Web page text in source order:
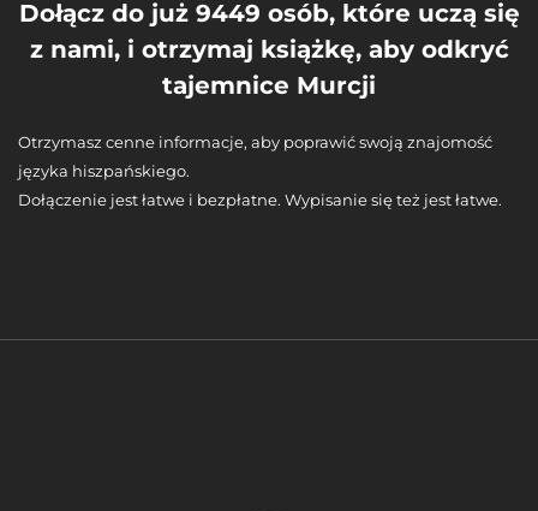
Dołącz do już 9449 osób, które uczą się
z nami, i otrzymaj książkę, aby odkryć
tajemnice Murcji
Otrzymasz cenne informacje, aby poprawić swoją znajomość
języka hiszpańskiego.
Dołączenie jest łatwe i bezpłatne. Wypisanie się też jest łatwe.